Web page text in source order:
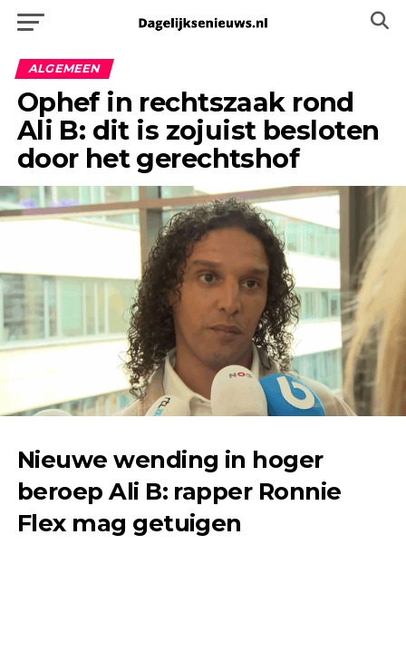
ALGEMEEN
Ophef in rechtszaak rond
Ali B: dit is zojuist besloten
door het gerechtshof
Nieuwe wending in hoger
beroep Ali B: rapper Ronnie
Flex mag getuigen